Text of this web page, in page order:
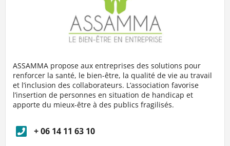
ASSAMMA propose aux entreprises des solutions pour
renforcer la santé, le bien-être, la qualité de vie au travail
et l’inclusion des collaborateurs. L’association favorise
l’insertion de personnes en situation de handicap et
apporte du mieux-être à des publics fragilisés.
+ 06 14 11 63 10